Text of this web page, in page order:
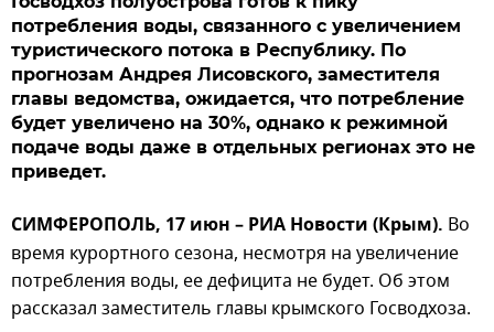
потребления воды, связанного с увеличением
туристического потока в Республику. По
прогнозам Андрея Лисовского, заместителя
главы ведомства, ожидается, что потребление
будет увеличено на 30%, однако к режимной
подаче воды даже в отдельных регионах это не
приведет.
СИМФЕРОПОЛЬ, 17 июн – РИА Новости (Крым). Во
время курортного сезона, несмотря на увеличение
потребления воды, ее дефицита не будет. Об этом
рассказал заместитель главы крымского Госводхоза.